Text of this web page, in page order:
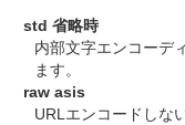
std 省略時
内部文字エンコーデ
ます。
raw asis
URLエンコードしな